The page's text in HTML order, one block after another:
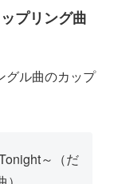
プリング曲
グル曲のカップ
～（だ